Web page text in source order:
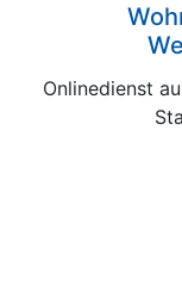
Onlinedienst